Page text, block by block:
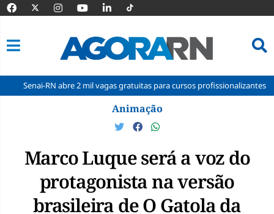
abre 2 mil vagas gratuitas para cursos profissionalizantes Trump
Animação
Marco Luque será a voz do
protagonista na versão
brasileira de O Gatola da